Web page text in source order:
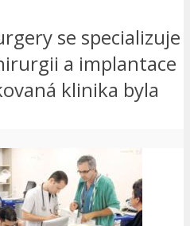
se specializuje
a implantace
klinika byla